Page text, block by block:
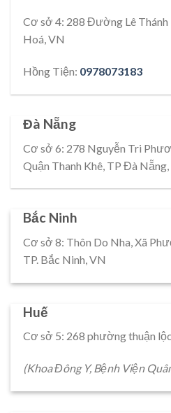
Cơ sở 4: 288 Đường Lê Thánh
Hoá, VN
Hồng Tiện: 0978073183
Đà Nẵng
Cơ sở 6: 278 Nguyễn Tri
Quận Thanh Khê, TP Đà
Bắc Ninh
Cơ sở 8: Thôn Do Nha, Xã
TP. Bắc Ninh, VN
Huế
Cơ sở 5: 268 phường thuận
(Khoa Đông Y, Bệnh Viện